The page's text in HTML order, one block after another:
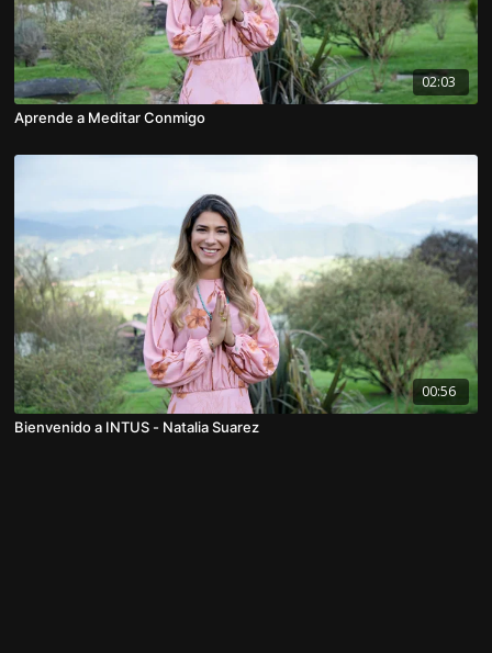
02:03
Aprende a Meditar Conmigo
00:56
Bienvenido a INTUS - Natalia Suarez